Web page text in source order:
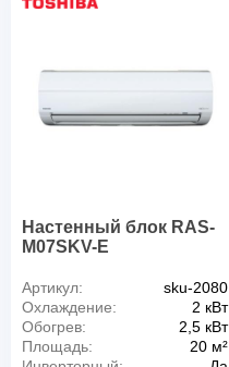
Настенный блок RAS-
M07SKV-E
Артикул:
sku-2080
Охлаждение:
2 кВт
Обогрев:
2,5 кВт
Площадь:
20 м²